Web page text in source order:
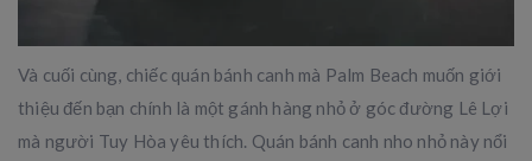
Và cuối cùng, chiếc quán bánh canh mà Palm Beach muốn giới
thiệu đến bạn chính là một gánh hàng nhỏ ở góc đường Lê Lợi
mà người Tuy Hòa yêu thích. Quán bánh canh nho nhỏ này nổi